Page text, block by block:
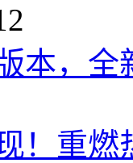
本，
！重